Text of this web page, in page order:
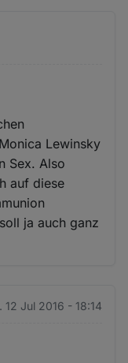
Lewinsky
Sex. Also
auf diese
ja auch ganz
12 Jul 2016 - 18:14